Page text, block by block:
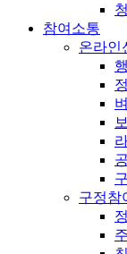
참여소통
온라인
구정참